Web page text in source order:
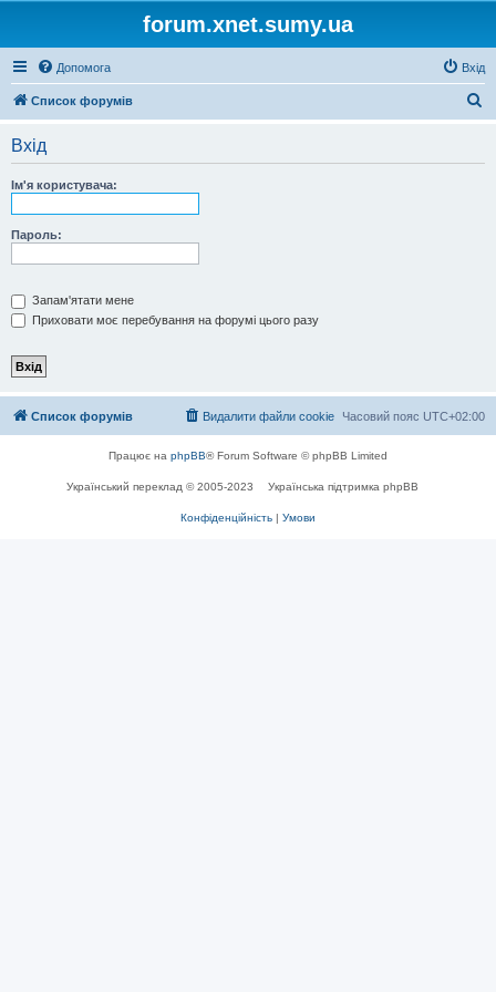
forum.xnet.sumy.ua
Допомога Вхід
Список форумів
Вхід
Ім'я користувача:
Пароль:
Запам'ятати мене
Приховати моє перебування на форумі цього разу
Список форумів Часовий пояс UTC+02:00
Видалити файли cookie
Працює на phpBB® Forum Software © phpBB Limited
Український переклад © 2005-2023 Українська підтримка phpBB
Конфіденційність | Умови